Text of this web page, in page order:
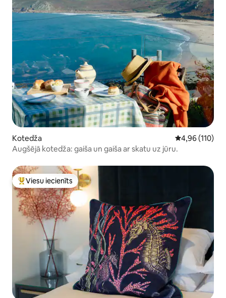
Kotedža Vidējais
4,96 (110)
Augšējā kotedža: gaiša un gaiša ar skatu uz jūru.
Populārs viesu iecienīts mājoklis
Viesu iecienīts